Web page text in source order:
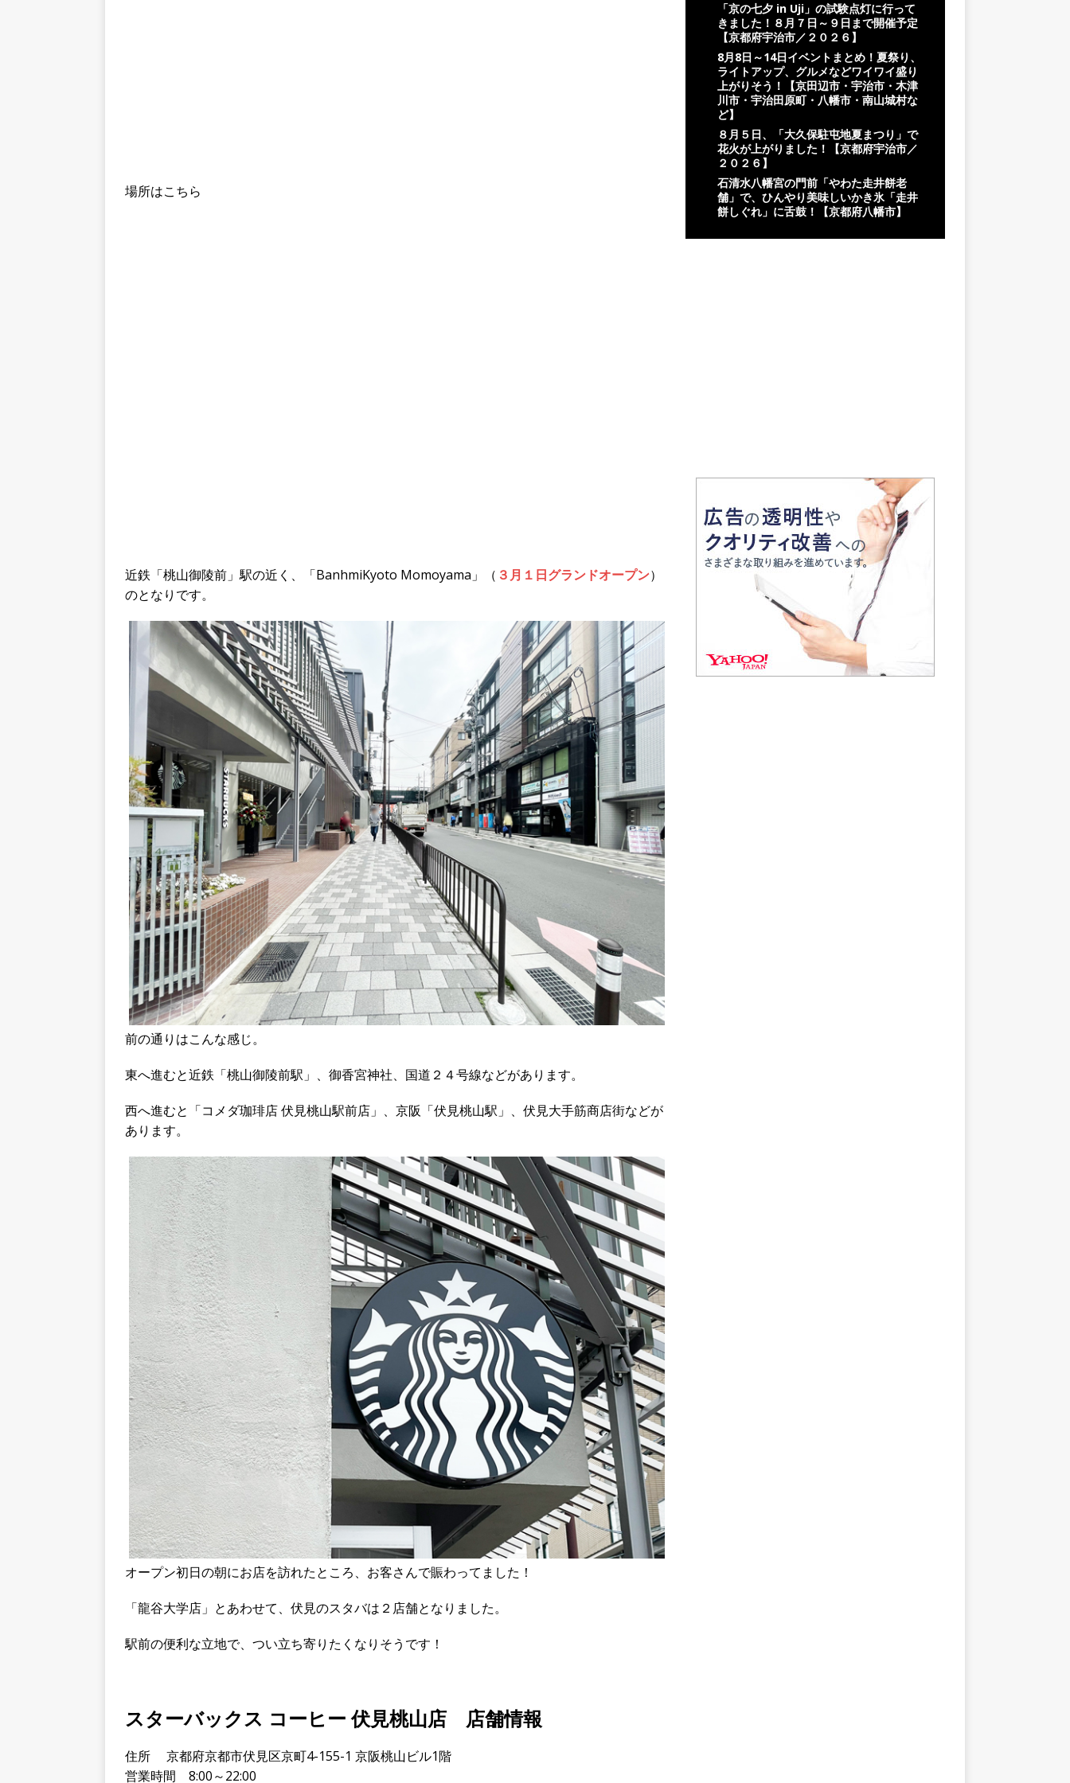
場所はこちら
近鉄「桃山御陵前」駅の近く、「BanhmiKyoto Momoyama」（ ３月１日グランドオープン）
のとなりです。
前の通りはこんな感じ。
東へ進むと近鉄「桃山御陵前駅」、御香宮神社、国道２４号線などがあります。
西へ進むと「コメダ珈琲店 伏見桃山駅前店」、京阪「伏見桃山駅」、伏見大手筋商店街などが
あります。
オープン初日の朝にお店を訪れたところ、お客さんで賑わってました！
「龍谷大学店」とあわせて、伏見のスタバは２店舗となりました。
駅前の便利な立地で、つい立ち寄りたくなりそうです！
スターバックス コーヒー 伏見桃山店 店舗情報
住所 京都府京都市伏見区京町4-155-1 京阪桃山ビル1階
営業時間 8:00～22:00
「京の七夕 in Uji」の試験点灯に行って
きました！８月７日～９日まで開催予定
【京都府宇治市／２０２６】
8月8日～14日イベントまとめ！夏祭り、
ライトアップ、グルメなどワイワイ盛り
上がりそう！【京田辺市・宇治市・木津
川市・宇治田原町・八幡市・南山城村な
ど】
８月５日、「大久保駐屯地夏まつり」で
花火が上がりました！【京都府宇治市／
２０２６】
石清水八幡宮の門前「やわた走井餅老
舗」で、ひんやり美味しいかき氷「走井
餅しぐれ」に舌鼓！【京都府八幡市】